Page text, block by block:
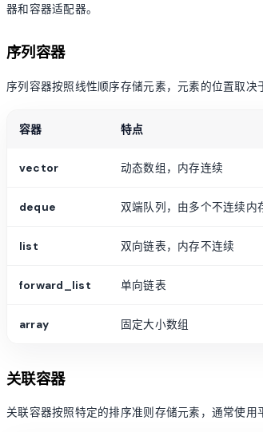
器和容器适配器。
序列容器
序列容器按照线性顺序存储元素，元素的位置取决
容器 特点
vector 动态数组，内存连续
deque 双端队列，由多个不连续内
list 双向链表，内存不连续
forward_list 单向链表
array 固定大小数组
关联容器
关联容器按照特定的排序准则存储元素，通常使用